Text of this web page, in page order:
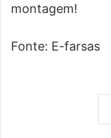
montagem!
Fonte: E-farsas